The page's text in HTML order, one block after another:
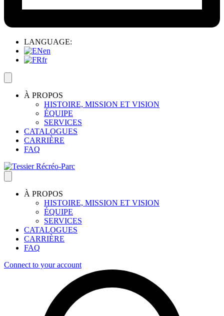
LANGUAGE:
en
fr
À PROPOS
HISTOIRE, MISSION ET VISION
ÉQUIPE
SERVICES
CATALOGUES
CARRIÈRE
FAQ
À PROPOS
HISTOIRE, MISSION ET VISION
ÉQUIPE
SERVICES
CATALOGUES
CARRIÈRE
FAQ
Connect to your account